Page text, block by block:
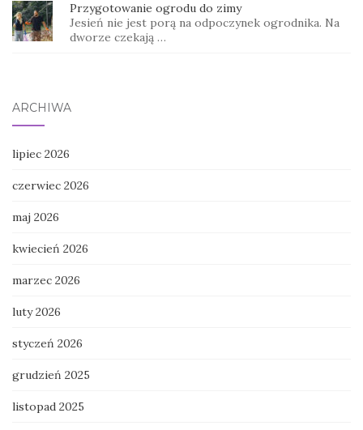
Przygotowanie ogrodu do zimy
Jesień nie jest porą na odpoczynek ogrodnika. Na
dworze czekają …
ARCHIWA
lipiec 2026
czerwiec 2026
maj 2026
kwiecień 2026
marzec 2026
luty 2026
styczeń 2026
grudzień 2025
listopad 2025